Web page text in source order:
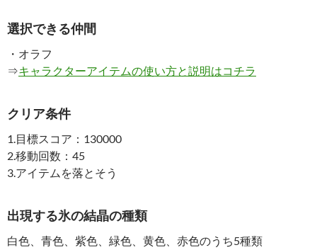
選択できる仲間
・オラフ
⇒キャラクターアイテムの使い方と説明はコチラ
クリア条件
1.目標スコア：130000
2.移動回数：45
3.アイテムを落とそう
出現する氷の結晶の種類
白色、青色、紫色、緑色、黄色、赤色のうち5種類